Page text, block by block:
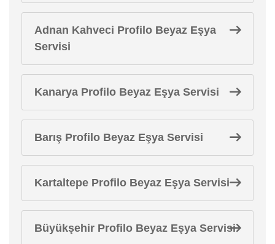
Adnan Kahveci Profilo Beyaz Eşya
Servisi
Kanarya Profilo Beyaz Eşya Servisi
Barış Profilo Beyaz Eşya Servisi
Kartaltepe Profilo Beyaz Eşya Servisi
Büyükşehir Profilo Beyaz Eşya Servisi